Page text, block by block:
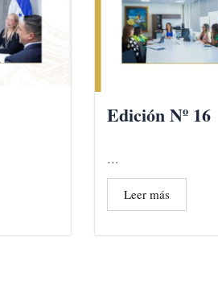
Edición Nº 16
...
Leer más